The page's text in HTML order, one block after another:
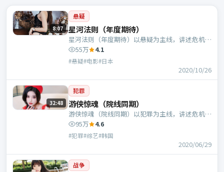
8:07
悬疑
星河法则（年度期待）
星河法则（年度期待）以悬疑为主线，讲述危机中
的抉择与人物成长；日本班底，管虎执导，张译、
秦昊等主演。
55万 4.1
#悬疑#电影#日本
2020/10/26
32:48
犯罪
游侠惊魂（院线同期）
游侠惊魂（院线同期）以犯罪为主线，讲述危机中
的抉择与人物成长；韩国班底，林超贤执导，胡
歌、黄政民等主演。
95万 4.6
#犯罪#综艺#韩国
2020/06/29
战争